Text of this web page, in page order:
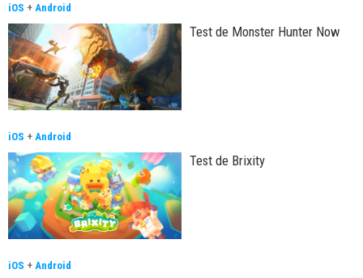
iOS + Android
Test de Monster Hunter Now
iOS + Android
Test de Brixity
iOS + Android